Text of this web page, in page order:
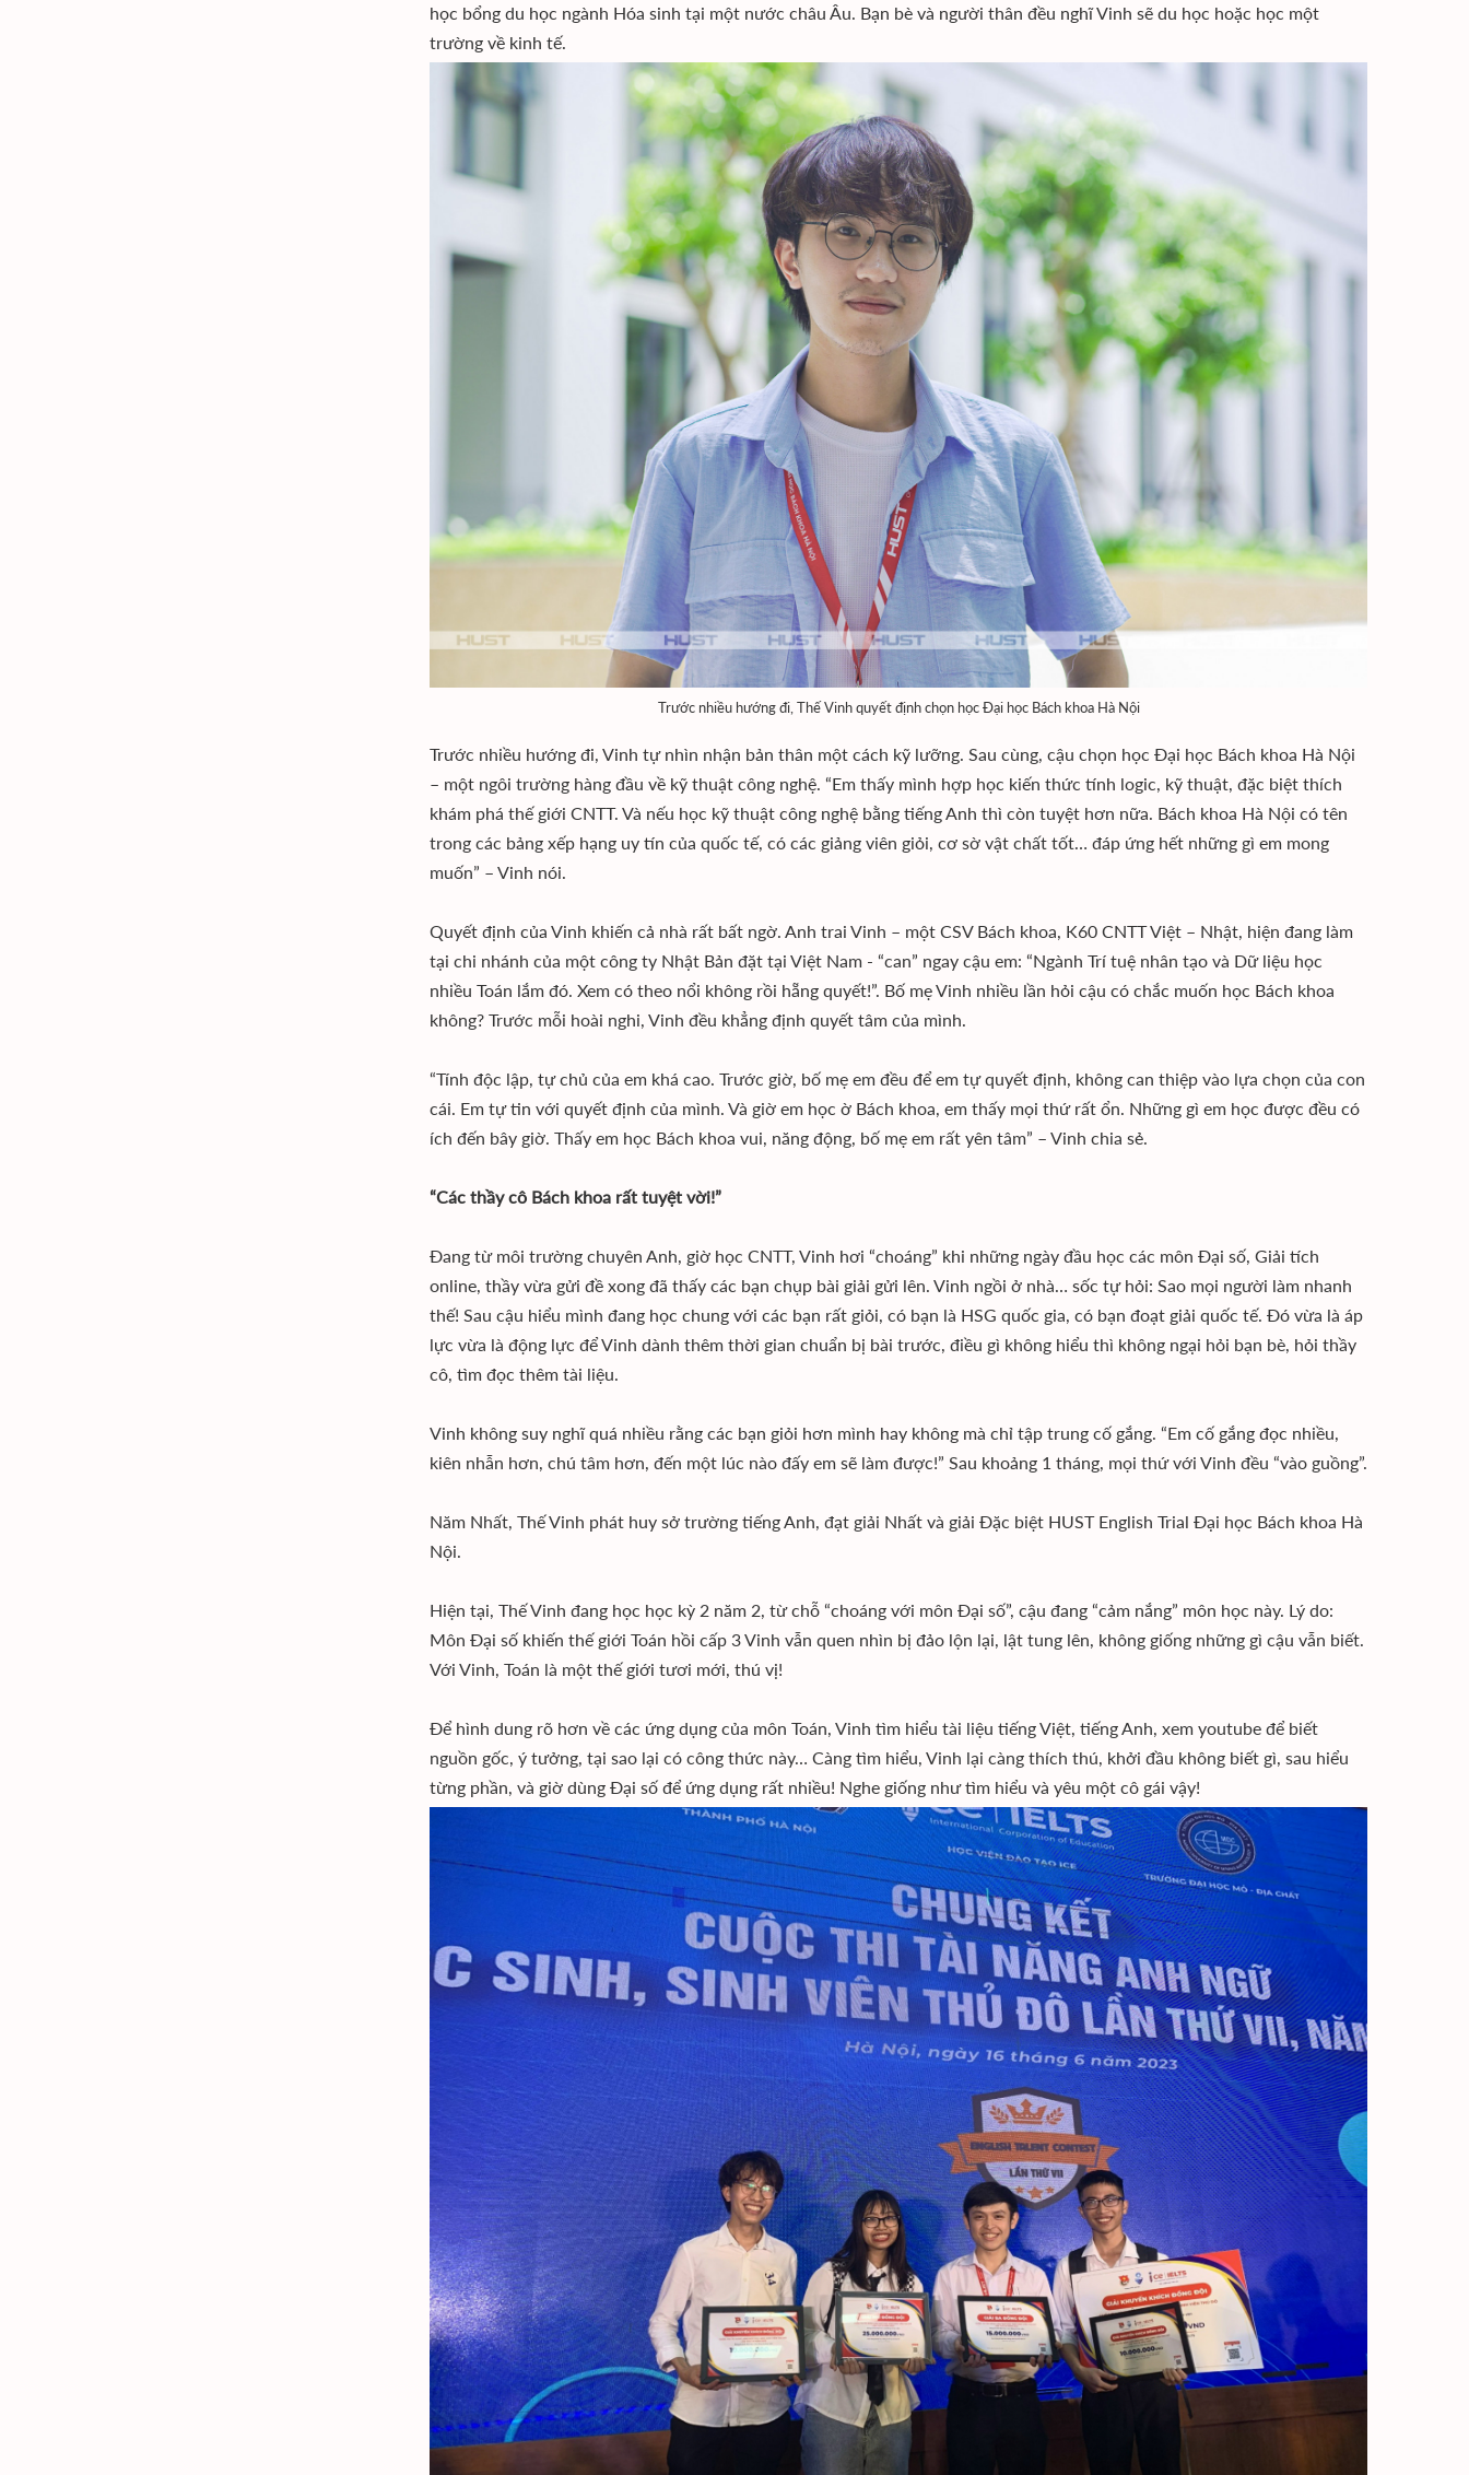
học bổng du học ngành Hóa sinh tại một nước châu Âu. Bạn bè và người thân đều nghĩ Vinh sẽ du học hoặc học một
trường về kinh tế.
Trước nhiều hướng đi, Thế Vinh quyết định chọn học Đại học Bách khoa Hà Nội
Trước nhiều hướng đi, Vinh tự nhìn nhận bản thân một cách kỹ lưỡng. Sau cùng, cậu chọn học Đại học Bách khoa Hà Nội
– một ngôi trường hàng đầu về kỹ thuật công nghệ. “Em thấy mình hợp học kiến thức tính logic, kỹ thuật, đặc biệt thích
khám phá thế giới CNTT. Và nếu học kỹ thuật công nghệ bằng tiếng Anh thì còn tuyệt hơn nữa. Bách khoa Hà Nội có tên
trong các bảng xếp hạng uy tín của quốc tế, có các giảng viên giỏi, cơ sờ vật chất tốt… đáp ứng hết những gì em mong
muốn” – Vinh nói.
Quyết định của Vinh khiến cả nhà rất bất ngờ. Anh trai Vinh – một CSV Bách khoa, K60 CNTT Việt – Nhật, hiện đang làm
tại chi nhánh của một công ty Nhật Bản đặt tại Việt Nam - “can” ngay cậu em: “Ngành Trí tuệ nhân tạo và Dữ liệu học
nhiều Toán lắm đó. Xem có theo nổi không rồi hẵng quyết!”. Bố mẹ Vinh nhiều lần hỏi cậu có chắc muốn học Bách khoa
không? Trước mỗi hoài nghi, Vinh đều khẳng định quyết tâm của mình.
“Tính độc lập, tự chủ của em khá cao. Trước giờ, bố mẹ em đều để em tự quyết định, không can thiệp vào lựa chọn của con
cái. Em tự tin với quyết định của mình. Và giờ em học ờ Bách khoa, em thấy mọi thứ rất ổn. Những gì em học được đều có
ích đến bây giờ. Thấy em học Bách khoa vui, năng động, bố mẹ em rất yên tâm” – Vinh chia sẻ.
“Các thầy cô Bách khoa rất tuyệt vời!”
Đang từ môi trường chuyên Anh, giờ học CNTT, Vinh hơi “choáng” khi những ngày đầu học các môn Đại số, Giải tích
online, thầy vừa gửi đề xong đã thấy các bạn chụp bài giải gửi lên. Vinh ngồi ở nhà… sốc tự hỏi: Sao mọi người làm nhanh
thế! Sau cậu hiểu mình đang học chung với các bạn rất giỏi, có bạn là HSG quốc gia, có bạn đoạt giải quốc tế. Đó vừa là áp
lực vừa là động lực để Vinh dành thêm thời gian chuẩn bị bài trước, điều gì không hiểu thì không ngại hỏi bạn bè, hỏi thầy
cô, tìm đọc thêm tài liệu.
Vinh không suy nghĩ quá nhiều rằng các bạn giỏi hơn mình hay không mà chỉ tập trung cố gắng. “Em cố gắng đọc nhiều,
kiên nhẫn hơn, chú tâm hơn, đến một lúc nào đấy em sẽ làm được!” Sau khoảng 1 tháng, mọi thứ với Vinh đều “vào guồng”.
Năm Nhất, Thế Vinh phát huy sở trường tiếng Anh, đạt giải Nhất và giải Đặc biệt HUST English Trial Đại học Bách khoa Hà
Nội.
Hiện tại, Thế Vinh đang học học kỳ 2 năm 2, từ chỗ “choáng với môn Đại số”, cậu đang “cảm nắng” môn học này. Lý do:
Môn Đại số khiến thế giới Toán hồi cấp 3 Vinh vẫn quen nhìn bị đảo lộn lại, lật tung lên, không giống những gì cậu vẫn biết.
Với Vinh, Toán là một thế giới tươi mới, thú vị!
Để hình dung rõ hơn về các ứng dụng của môn Toán, Vinh tìm hiểu tài liệu tiếng Việt, tiếng Anh, xem youtube để biết
nguồn gốc, ý tưởng, tại sao lại có công thức này… Càng tìm hiểu, Vinh lại càng thích thú, khởi đầu không biết gì, sau hiểu
từng phần, và giờ dùng Đại số để ứng dụng rất nhiều! Nghe giống như tìm hiểu và yêu một cô gái vậy!